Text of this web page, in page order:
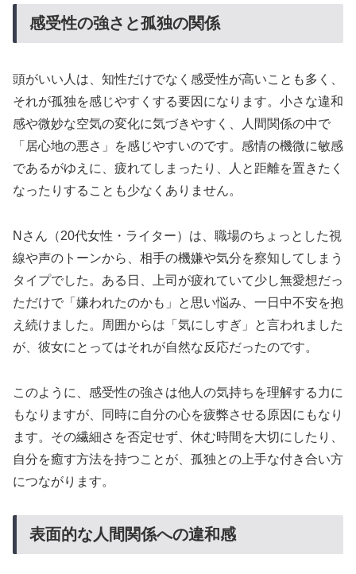
感受性の強さと孤独の関係
頭がいい人は、知性だけでなく感受性が高いことも多く、
それが孤独を感じやすくする要因になります。小さな違和
感や微妙な空気の変化に気づきやすく、人間関係の中で
「居心地の悪さ」を感じやすいのです。感情の機微に敏感
であるがゆえに、疲れてしまったり、人と距離を置きたく
なったりすることも少なくありません。
Nさん（20代女性・ライター）は、職場のちょっとした視
線や声のトーンから、相手の機嫌や気分を察知してしまう
タイプでした。ある日、上司が疲れていて少し無愛想だっ
ただけで「嫌われたのかも」と思い悩み、一日中不安を抱
え続けました。周囲からは「気にしすぎ」と言われました
が、彼女にとってはそれが自然な反応だったのです。
このように、感受性の強さは他人の気持ちを理解する力に
もなりますが、同時に自分の心を疲弊させる原因にもなり
ます。その繊細さを否定せず、休む時間を大切にしたり、
自分を癒す方法を持つことが、孤独との上手な付き合い方
につながります。
表面的な人間関係への違和感